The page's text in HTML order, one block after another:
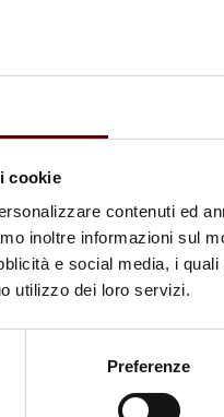
cookie
contenuti ed
inoltre informazioni sul
e social media, i
utilizzo dei loro servizi.
Preferenze